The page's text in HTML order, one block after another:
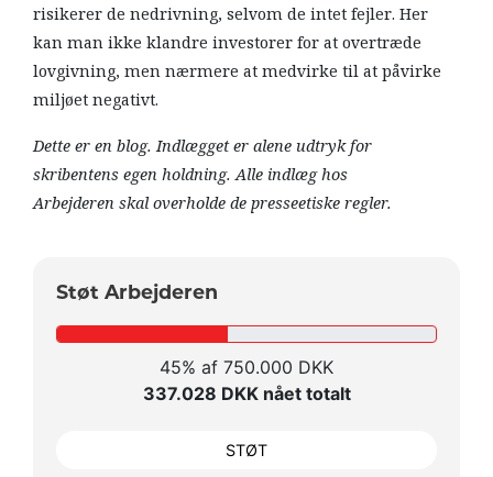
risikerer de nedrivning, selvom de intet fejler. Her
kan man ikke klandre investorer for at overtræde
lovgivning, men nærmere at medvirke til at påvirke
miljøet negativt.
Dette er en blog. Indlægget er alene udtryk for
skribentens egen holdning. Alle indlæg hos
Arbejderen skal overholde de presseetiske regler.
Støt Arbejderen
45% af 750.000 DKK
337.028 DKK nået totalt
STØT